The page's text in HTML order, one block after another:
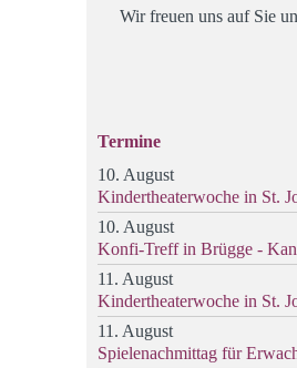
Wir freuen uns auf Sie
Termine
10. August
Kindertheaterwoche in St.
10. August
Konfi-Treff in Brügge -
11. August
Kindertheaterwoche in St.
11. August
Spielenachmittag für